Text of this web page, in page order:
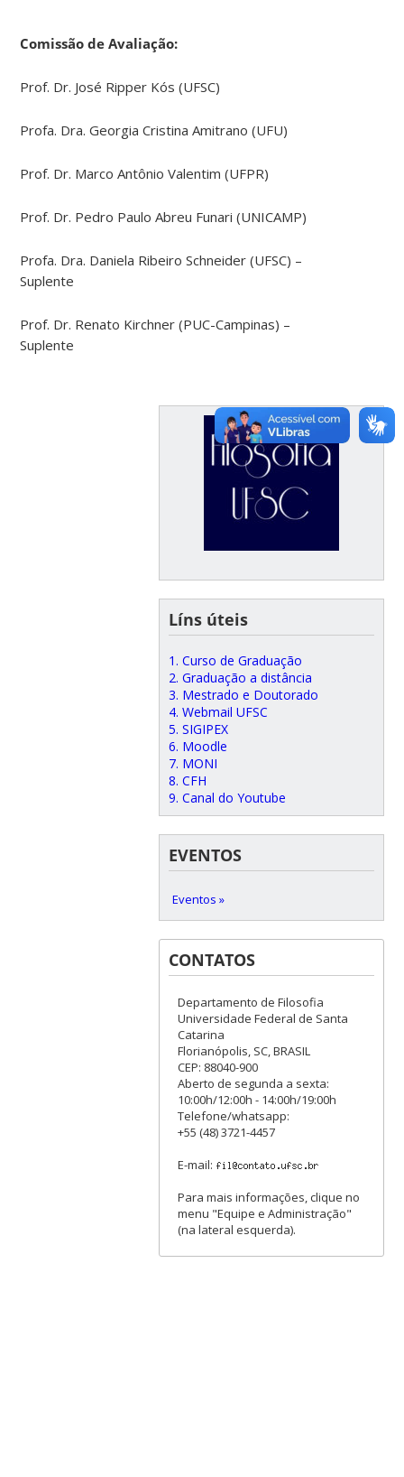
Comissão de Avaliação:
Prof. Dr. José Ripper Kós (UFSC)
Profa. Dra. Georgia Cristina Amitrano (UFU)
Prof. Dr. Marco Antônio Valentim (UFPR)
Prof. Dr. Pedro Paulo Abreu Funari (UNICAMP)
Profa. Dra. Daniela Ribeiro Schneider (UFSC) –
Suplente
Prof. Dr. Renato Kirchner (PUC-Campinas) –
Suplente
Líns úteis
1. Curso de Graduação
2. Graduação a distância
3. Mestrado e Doutorado
4. Webmail UFSC
5. SIGIPEX
6. Moodle
7. MONI
8. CFH
9. Canal do Youtube
EVENTOS
Eventos »
CONTATOS
Departamento de Filosofia
Universidade Federal de Santa
Catarina
Florianópolis, SC, BRASIL
CEP: 88040-900
Aberto de segunda a sexta:
10:00h/12:00h - 14:00h/19:00h
Telefone/whatsapp:
+55 (48) 3721-4457
E-mail:
Para mais informações, clique no
menu "Equipe e Administração"
(na lateral esquerda).